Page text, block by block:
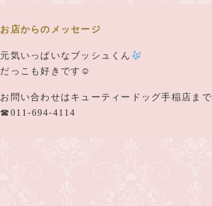
お店からのメッセージ
元気いっぱいなブッシュくん
だっこも好きです☺
お問い合わせはキューティードッグ手稲店まで
☎011-694-4114